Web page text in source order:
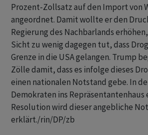
Prozent-Zollsatz auf den Import von
angeordnet. Damit wollte er den
Regierung des Nachbarlands
Sicht zu wenig dagegen tut, dass
Grenze in die USA gelangen. Trump
Zölle damit, dass es infolge dieses
einen nationalen Notstand gebe. In
Demokraten ins
Resolution wird dieser angebliche
erklärt./rin/DP/zb